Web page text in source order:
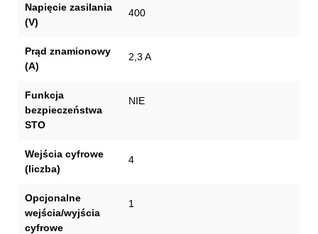
Napięcie zasilania
(V)
400
Prąd znamionowy
(A)
2,3 A
Funkcja
bezpieczeństwa
STO
NIE
Wejścia cyfrowe
(liczba)
4
Opcjonalne
wejścia/wyjścia
cyfrowe
1